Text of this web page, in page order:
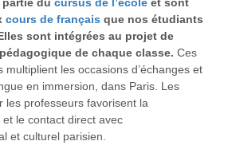
cours de français que nos étudiants
sont intégrées au projet de
de chaque classe. Ces
multiplient les occasions d’échanges et
en immersion, dans Paris. Les
les professeurs favorisent la
le contact direct avec
et culturel parisien.